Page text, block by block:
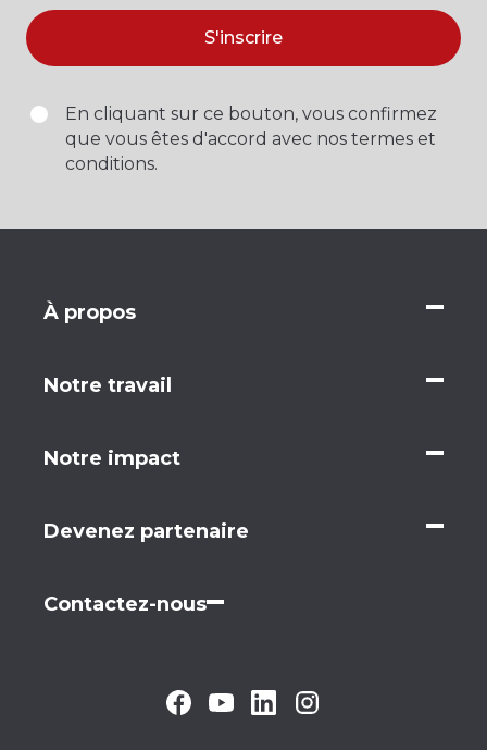
S'inscrire
En cliquant sur ce bouton, vous confirmez
que vous êtes d'accord avec nos termes et
conditions.
À propos
Notre travail
Notre impact
Devenez partenaire
Contactez-nous